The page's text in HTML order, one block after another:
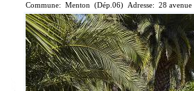
Commune: Menton (Dép.06) Adresse: 28